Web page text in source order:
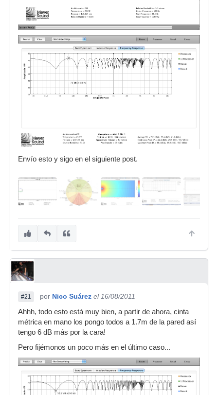
Envío esto y sigo en el siguiente post.
#21 por Nico Suárez el 16/08/2011
Ahhh, todo esto está muy bien, a partir de ahora, cinta
métrica en mano los pongo todos a 1.7m de la pared así
tengo 6 dB más por la cara!
Pero fijémonos un poco más en el último caso...